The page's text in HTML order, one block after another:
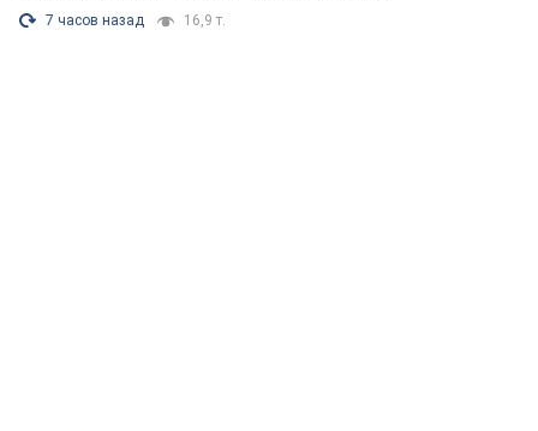
7 часов назад 16,9 т.